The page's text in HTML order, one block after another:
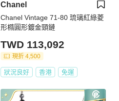
Chanel
Chanel Vintage 71-80 琉璃紅綠菱
形橢圓形鍍金頸鏈
TWD 113,092
現折 4,500
狀況良好 香港 免運